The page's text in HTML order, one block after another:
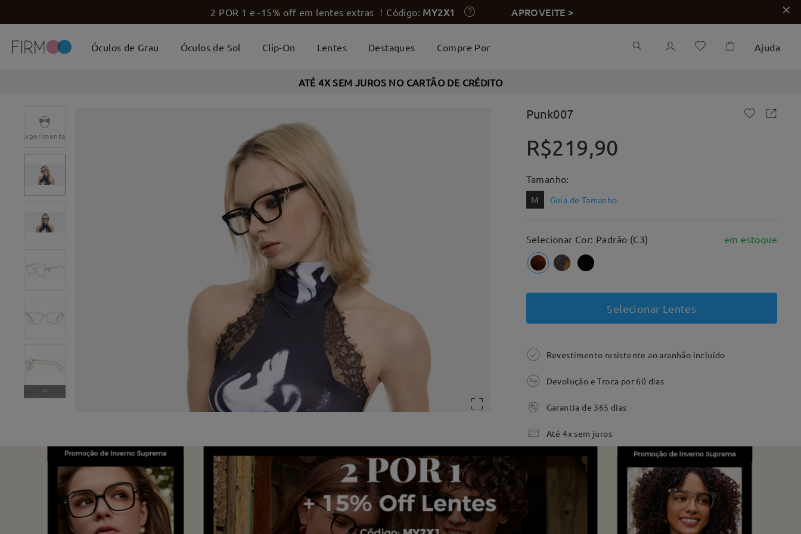
2 POR 1 e -15% off em lentes extras ！Código: MY2X1 APROVEITE >
Óculos de Grau Óculos de Sol Clip-On Lentes Destaques Compre Por Ajuda
ATÉ 4X SEM JUROS NO CARTÃO DE CRÉDITO
Experimentar
Punk007
R$219,90
Tamanho:
M Guia de Tamanho
Selecionar Cor: Padrão (C3) em estoque
Selecionar Lentes
Revestimento resistente ao aranhão incluído
Devolução e Troca por 60 dias
Garantia de 365 dias
Até 4x sem juros